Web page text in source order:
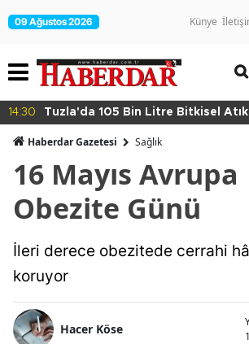
09 Ağustos 2026 Künye
14:30 Tuzla'da 105 Bin Litre Bitkisel
Haberdar Gazetesi Sağlık
16 Mayıs Avrupa
Obezite Günü
İleri derece obezitede cerrahi
koruyor
Hacer Köse